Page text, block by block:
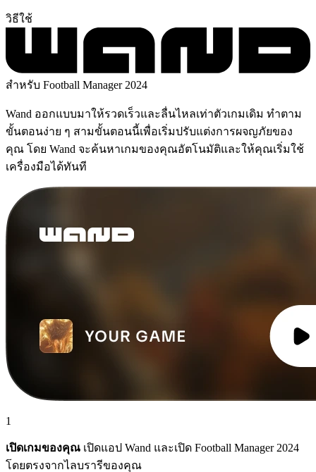
วิธีใช้
สำหรับ Football Manager 2024
Wand ออกแบบมาให้รวดเร็วและลื่นไหลเท่าตัวเกมเดิม ทำตาม
ขั้นตอนง่าย ๆ สามขั้นตอนนี้เพื่อเริ่มปรับแต่งการผจญภัยของ
คุณ โดย Wand จะค้นหาเกมของคุณอัตโนมัติและให้คุณเริ่มใช้
เครื่องมือได้ทันที
1
เปิดเกมของคุณ เปิดแอป Wand และเปิด Football Manager 2024
โดยตรงจากไลบรารีของคุณ